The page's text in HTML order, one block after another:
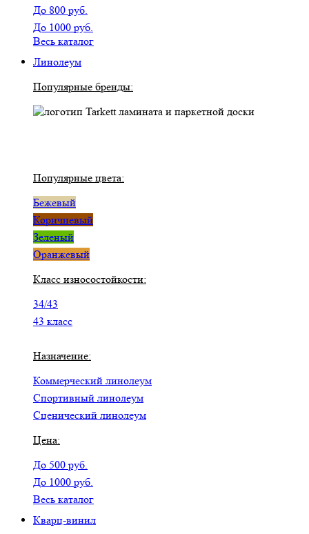
До 800 руб.
До 1000 руб.
Весь каталог
Линолеум
Популярные бренды:
Популярные цвета:
Бежевый
Коричневый
Зеленый
Оранжевый
Класс износостойкости:
34/43
43 класс
Назначение:
Коммерческий линолеум
Спортивный линолеум
Сценический линолеум
Цена:
До 500 руб.
До 1000 руб.
Весь каталог
Кварц-винил